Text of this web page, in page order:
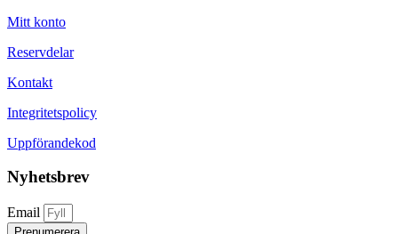
Mitt konto
Reservdelar
Kontakt
Integritetspolicy
Uppförandekod
Nyhetsbrev
Email